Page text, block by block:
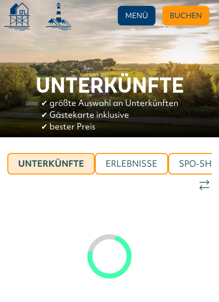
MENÜ BUCHEN
UNTERKÜNFTE
✔︎größte Auswahl an Unterkünften
✔︎Gästekarte inklusive
✔︎ bester Preis
UNTERKÜNFTE ERLEBNISSE SPO-